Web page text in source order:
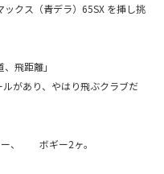
クス（青デラ）65SX を挿し挑
飛距離」
があり、やはり飛ぶクラブだ
ー、 ボギー2ヶ。